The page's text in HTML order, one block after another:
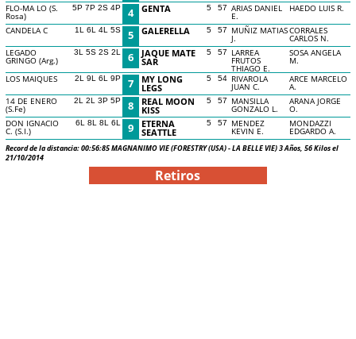
FLO-MA LO (S.
Rosa)
5P 7P 2S 4P 4 GENTA 5 57 ARIAS DANIEL
E.
HAEDO LUIS R.
CANDELA C
1L 6L 4L 5S 5 GALERELLA 5 57 MUÑIZ MATIAS
J.
CORRALES
CARLOS N.
LEGADO
GRINGO (Arg.)
3L 5S 2S 2L 6 JAQUE MATE
SAR
5 57 LARREA
FRUTOS
THIAGO E.
SOSA ANGELA
M.
LOS MAIQUES
2L 9L 6L 9P 7 MY LONG
LEGS
5 54 RIVAROLA
JUAN C.
ARCE MARCELO
A.
14 DE ENERO
(S.Fe)
2L 2L 3P 5P 8 REAL MOON
KISS
5 57 MANSILLA
GONZALO L.
ARANA JORGE
O.
DON IGNACIO
C. (S.I.)
6L 8L 8L 6L 9 ETERNA
SEATTLE
5 57 MENDEZ
KEVIN E.
MONDAZZI
EDGARDO A.
Record de la distancia: 00:56:85 MAGNANIMO VIE (FORESTRY (USA) - LA BELLE VIE) 3 Años, 56 Kilos el
21/10/2014
Retiros